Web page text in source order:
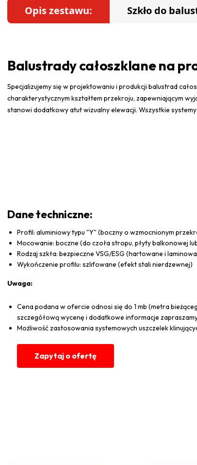
Opis zestawu: Szkło do
Balustrady całoszklane na
Specjalizujemy się w projektowaniu i produkcji balustrad
charakterystycznym kształtem przekroju, zapewniającym
stanowi dodatkowy atut wizualny elewacji. Wszystkie
Dane techniczne:
Profil: aluminiowy typu "Y" (boczny o wzmocnionym
Mocowanie: boczne (do czoła stropu, płyty balkonowej
Rodzaj szkła: bezpieczne VSG/ESG (hartowane i
Wykończenie profilu: szlifowane (efekt stali nierdzewnej)
Uwaga:
Cena podana w ofercie odnosi się do 1 mb (metra
szczegółową wycenę i dodatkowe informacje
Możliwość zastosowania systemowych uszczelek
Zapytaj o ofertę